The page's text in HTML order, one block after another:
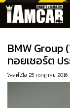
BMW
ทอยเชอร์ต ป
โพสต์เมื่อ 25 กรกฎาคม 2016